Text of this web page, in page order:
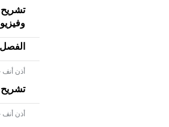
تشريح
أذن
تشريح
أذن-